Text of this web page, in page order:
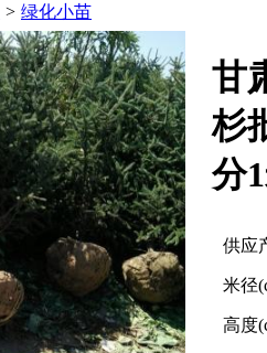
> 绿化小苗
甘
杉
分
供应
米径
高度